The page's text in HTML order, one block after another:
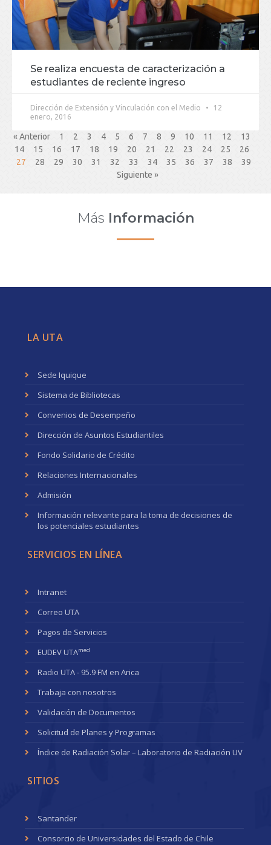
Se realiza encuesta de caracterización a
estudiantes de reciente ingreso
Dirección de Extensión y Vinculación con el Medio
12
enero, 2016
« Anterior 1 2 3 4 5 6 7 8 9 10 11 12
13
14
15 16 17 18 19 20 21 22 23 24 25
26
27
28 29 30 31 32 33 34 35 36 37 38
39
Siguiente »
Más Información
LA UTA
Sede Iquique
Sistema de Bibliotecas
Convenios de Desempeño
Dirección de Asuntos Estudiantiles
Fondo Solidario de Crédito
Relaciones Internacionales
Admisión
Información relevante para la toma de decisiones de
los potenciales estudiantes
SERVICIOS EN LÍNEA
Intranet
Correo UTA
Pagos de Servicios
EUDEV UTAmed
Radio UTA - 95.9 FM en Arica
Trabaja con nosotros
Validación de Documentos
Solicitud de Planes y Programas
Índice de Radiación Solar – Laboratorio de Radiación UV
SITIOS
Santander
Consorcio de Universidades del Estado de Chile